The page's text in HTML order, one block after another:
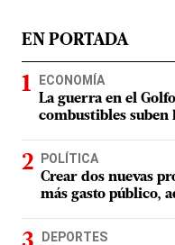
EN PORTADA
ECONOMÍA
La guerra en el
combustibles suben
POLÍTICA
Crear dos nuevas
más gasto público,
DEPORTES